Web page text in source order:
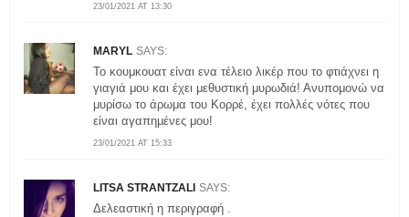
23/01/2021 AT 13:30
MARYL SAYS:
23/01/2021 AT 15:33
Το κουμκουατ είναι ενα τέλειο λικέρ που το φτιάχνει η
γιαγιά μου και έχει μεθυστική μυρωδιά! Ανυπομονώ να
μυρίσω το άρωμα του Κορρέ, έχει πολλές νότες που
είναι αγαπημένες μου!
LITSA STRANTZALI SAYS:
Δελεαστική η περιγραφή .